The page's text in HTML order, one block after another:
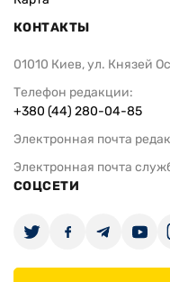
КОНТАКТЫ
01010 Киев, ул. Князей
Телефон редакции:
+380 (44) 280-04-85
Электронная почта
Электронная почта
СОЦСЕТИ